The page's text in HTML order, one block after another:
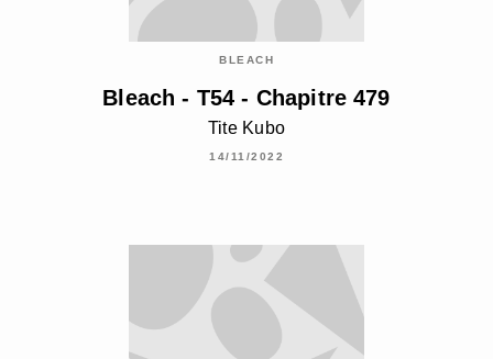
BLEACH
Bleach - T54 - Chapitre 479
Tite Kubo
14/11/2022